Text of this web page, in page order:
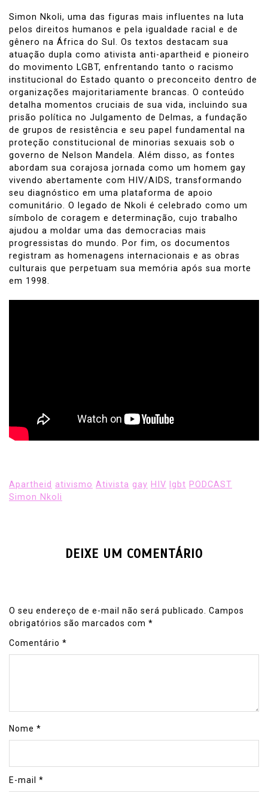
Simon Nkoli, uma das figuras mais influentes na luta
pelos direitos humanos e pela igualdade racial e de
gênero na África do Sul. Os textos destacam sua
atuação dupla como ativista anti-apartheid e pioneiro
do movimento LGBT, enfrentando tanto o racismo
institucional do Estado quanto o preconceito dentro de
organizações majoritariamente brancas. O conteúdo
detalha momentos cruciais de sua vida, incluindo sua
prisão política no Julgamento de Delmas, a fundação
de grupos de resistência e seu papel fundamental na
proteção constitucional de minorias sexuais sob o
governo de Nelson Mandela. Além disso, as fontes
abordam sua corajosa jornada como um homem gay
vivendo abertamente com HIV/AIDS, transformando
seu diagnóstico em uma plataforma de apoio
comunitário. O legado de Nkoli é celebrado como um
símbolo de coragem e determinação, cujo trabalho
ajudou a moldar uma das democracias mais
progressistas do mundo. Por fim, os documentos
registram as homenagens internacionais e as obras
culturais que perpetuam sua memória após sua morte
em 1998.
Apartheid ativismo Ativista gay HIV lgbt PODCAST
Simon Nkoli
DEIXE UM COMENTÁRIO
O seu endereço de e-mail não será publicado.
Campos
obrigatórios são marcados com *
Comentário *
Nome *
E-mail *